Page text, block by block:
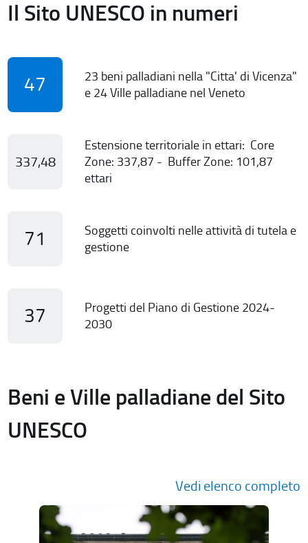
Il Sito UNESCO in numeri
47
23 beni palladiani nella "Citta' di Vicenza"
e 24 Ville palladiane nel Veneto
337,48
Estensione territoriale in ettari: Core
Zone: 337,87 - Buffer Zone: 101,87
ettari
71
Soggetti coinvolti nelle attività di tutela e
gestione
37
Progetti del Piano di Gestione 2024-
2030
Beni e Ville palladiane del Sito
UNESCO
Vedi elenco completo